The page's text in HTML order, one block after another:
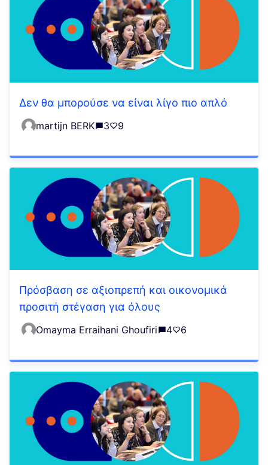
Δεν θα μπορούσε να είναι λίγο πιο απλό
martijn BERK 3 9
Πρόσβαση σε αξιοπρεπή και οικονομικά
προσιτή στέγαση για όλους
Omayma Erraihani Ghoufiri 4 6